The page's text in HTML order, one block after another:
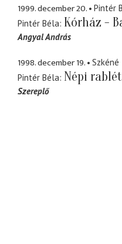
1999. december 20.
Pintér
Pintér Béla Kórház -
Angyal András
1998. december 19.
Szkéné
Pintér Béla Népi rablét
Szereplő